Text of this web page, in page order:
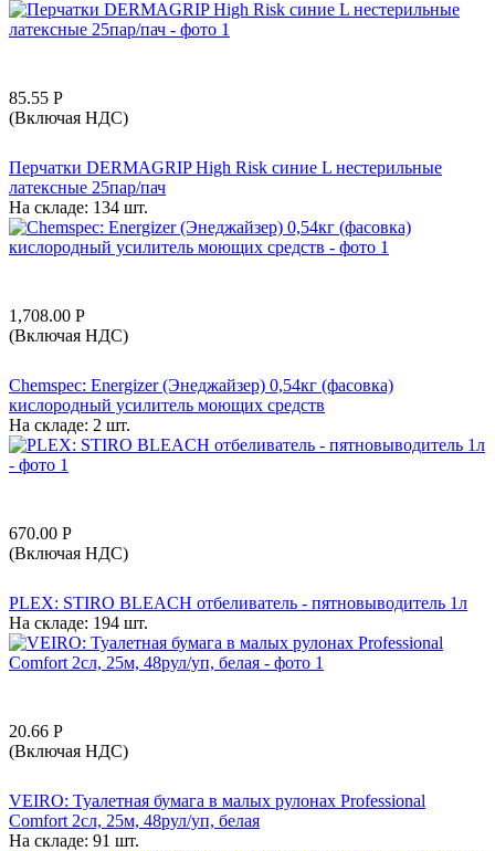
85.55 Р
(Включая НДС)
Перчатки DERMAGRIP High Risk синие L нестерильные
латексные 25пар/пач
На складе: 134 шт.
1,708.00 Р
(Включая НДС)
Chemspec: Energizer (Энеджайзер) 0,54кг (фасовка)
кислородный усилитель моющих средств
На складе: 2 шт.
670.00 Р
(Включая НДС)
PLEX: STIRO BLEACH отбеливатель - пятновыводитель 1л
На складе: 194 шт.
20.66 Р
(Включая НДС)
VEIRO: Туалетная бумага в малых рулонах Professional
Comfort 2сл, 25м, 48рул/уп, белая
На складе: 91 шт.